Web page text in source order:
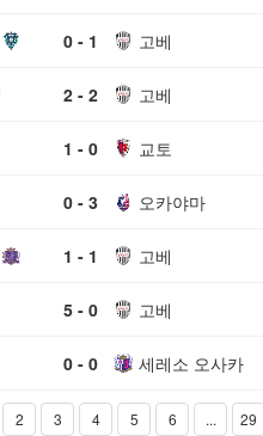
0 - 1 고베
2 - 2 고베
1 - 0 교토
0 - 3 오카야마
1 - 1 고베
5 - 0 고베
0 - 0 세레소 오사카
2 3 4 5 6 ... 29